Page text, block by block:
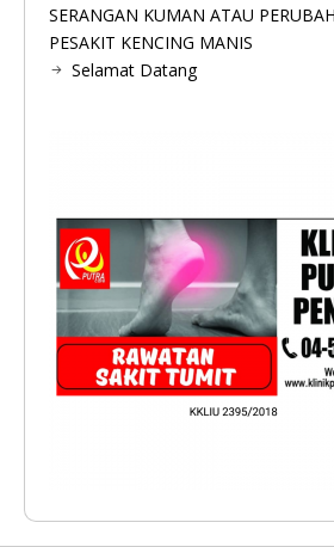
SERANGAN KUMAN ATAU
PESAKIT KENCING MANIS
Selamat Datang